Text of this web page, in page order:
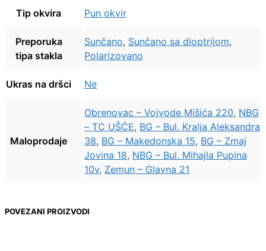
Tip okvira Pun okvir
Preporuka
tipa stakla
Sunčano, Sunčano sa dioptrijom,
Polarizovano
Ukras na dršci Ne
Maloprodaje
Obrenovac – Vojvode Mišića 220, NBG
– TC UŠĆE, BG – Bul. Kralja Aleksandra
38, BG – Makedonska 15, BG – Zmaj
Jovina 18, NBG – Bul. Mihajla Pupina
10v, Zemun – Glavna 21
POVEZANI PROIZVODI